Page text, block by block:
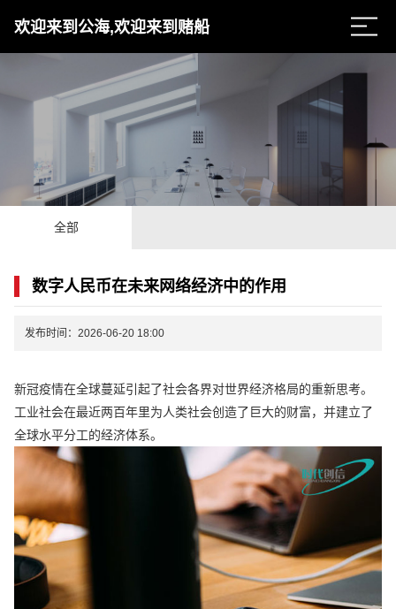
欢迎来到公海,欢迎来到赌船
全部
数字人民币在未来网络经济中的作用
发布时间：2026-06-20 18:00
新冠疫情在全球蔓延引起了社会各界对世界经济格局的重新思考。
工业社会在最近两百年里为人类社会创造了巨大的财富，并建立了
全球水平分工的经济体系。